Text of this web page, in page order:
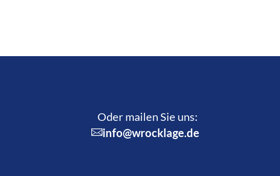
Oder mailen Sie uns:
info@wrocklage.de